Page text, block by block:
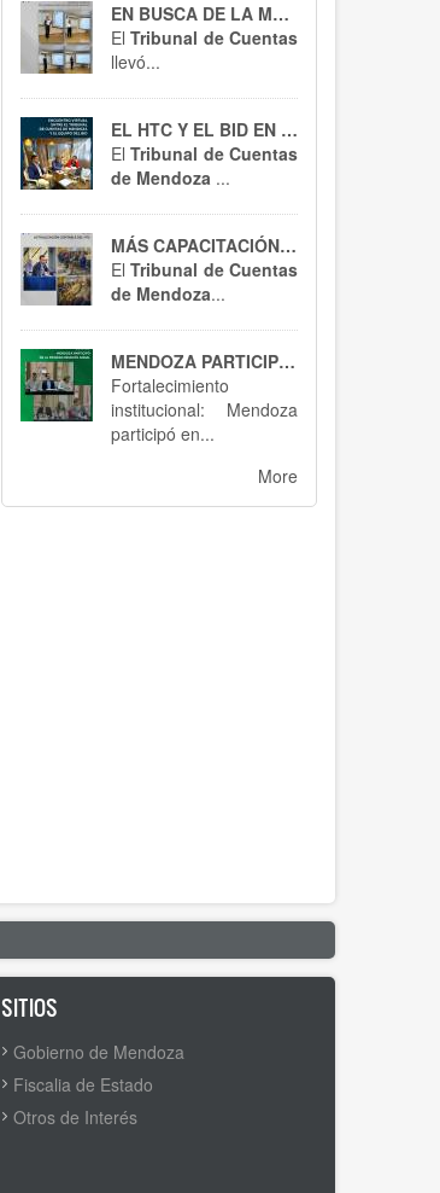
EN BUSCA DE LA MEJORA CONTÍNUA
El Tribunal de Cuentas
llevó...
EL HTC Y EL BID EN ACCIÓN
El Tribunal de Cuentas
de Mendoza ...
MÁS CAPACITACIÓN, MEJOR CONTROL : EL HTC SE ACTUALIZA EN RT 54
El Tribunal de Cuentas
de Mendoza...
MENDOZA PARTICIPÓ EN BUENOS AIRES : SPTCRA
Fortalecimiento
institucional: Mendoza
participó en...
More
SITIOS
Gobierno de Mendoza
Fiscalia de Estado
Otros de Interés